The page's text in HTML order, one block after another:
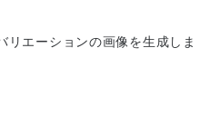
リエーションの画像を生成しま